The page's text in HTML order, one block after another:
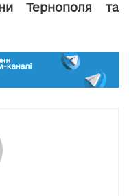
Тернополя та